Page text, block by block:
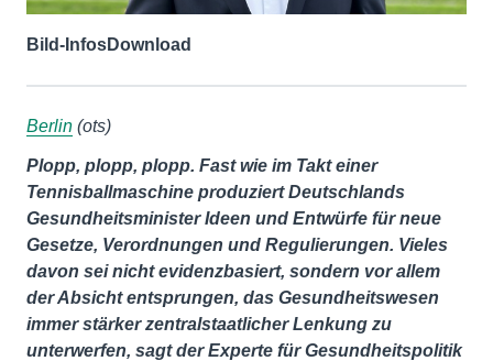
Bild-InfosDownload
Berlin (ots)
Plopp, plopp, plopp. Fast wie im Takt einer
Tennisballmaschine produziert Deutschlands
Gesundheitsminister Ideen und Entwürfe für neue
Gesetze, Verordnungen und Regulierungen. Vieles
davon sei nicht evidenzbasiert, sondern vor allem
der Absicht entsprungen, das Gesundheitswesen
immer stärker zentralstaatlicher Lenkung zu
unterwerfen, sagt der Experte für Gesundheitspolitik